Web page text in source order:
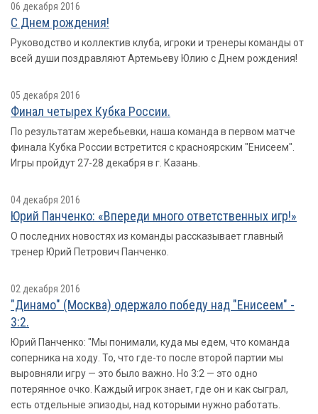
06 декабря 2016
С Днем рождения!
Руководство и коллектив клуба, игроки и тренеры команды от
всей души поздравляют Артемьеву Юлию с Днем рождения!
05 декабря 2016
Финал четырех Кубка России.
По результатам жеребьевки, наша команда в первом матче
финала Кубка России встретится с красноярским "Енисеем".
Игры пройдут 27-28 декабря в г. Казань.
04 декабря 2016
Юрий Панченко: «Впереди много ответственных игр!»
О последних новостях из команды рассказывает главный
тренер Юрий Петрович Панченко.
02 декабря 2016
"Динамо" (Москва) одержало победу над "Енисеем" -
3:2.
Юрий Панченко: "Мы понимали, куда мы едем, что команда
соперника на ходу. То, что где-то после второй партии мы
выровняли игру — это было важно. Но 3:2 — это одно
потерянное очко. Каждый игрок знает, где он и как сыграл,
есть отдельные эпизоды, над которыми нужно работать.